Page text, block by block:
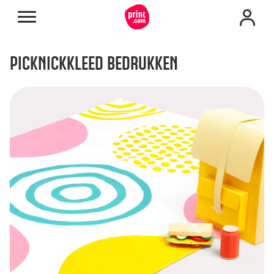
PICKNICKKLEED BEDRUKKEN